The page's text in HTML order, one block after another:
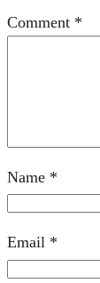
Comment *
Name *
Email *